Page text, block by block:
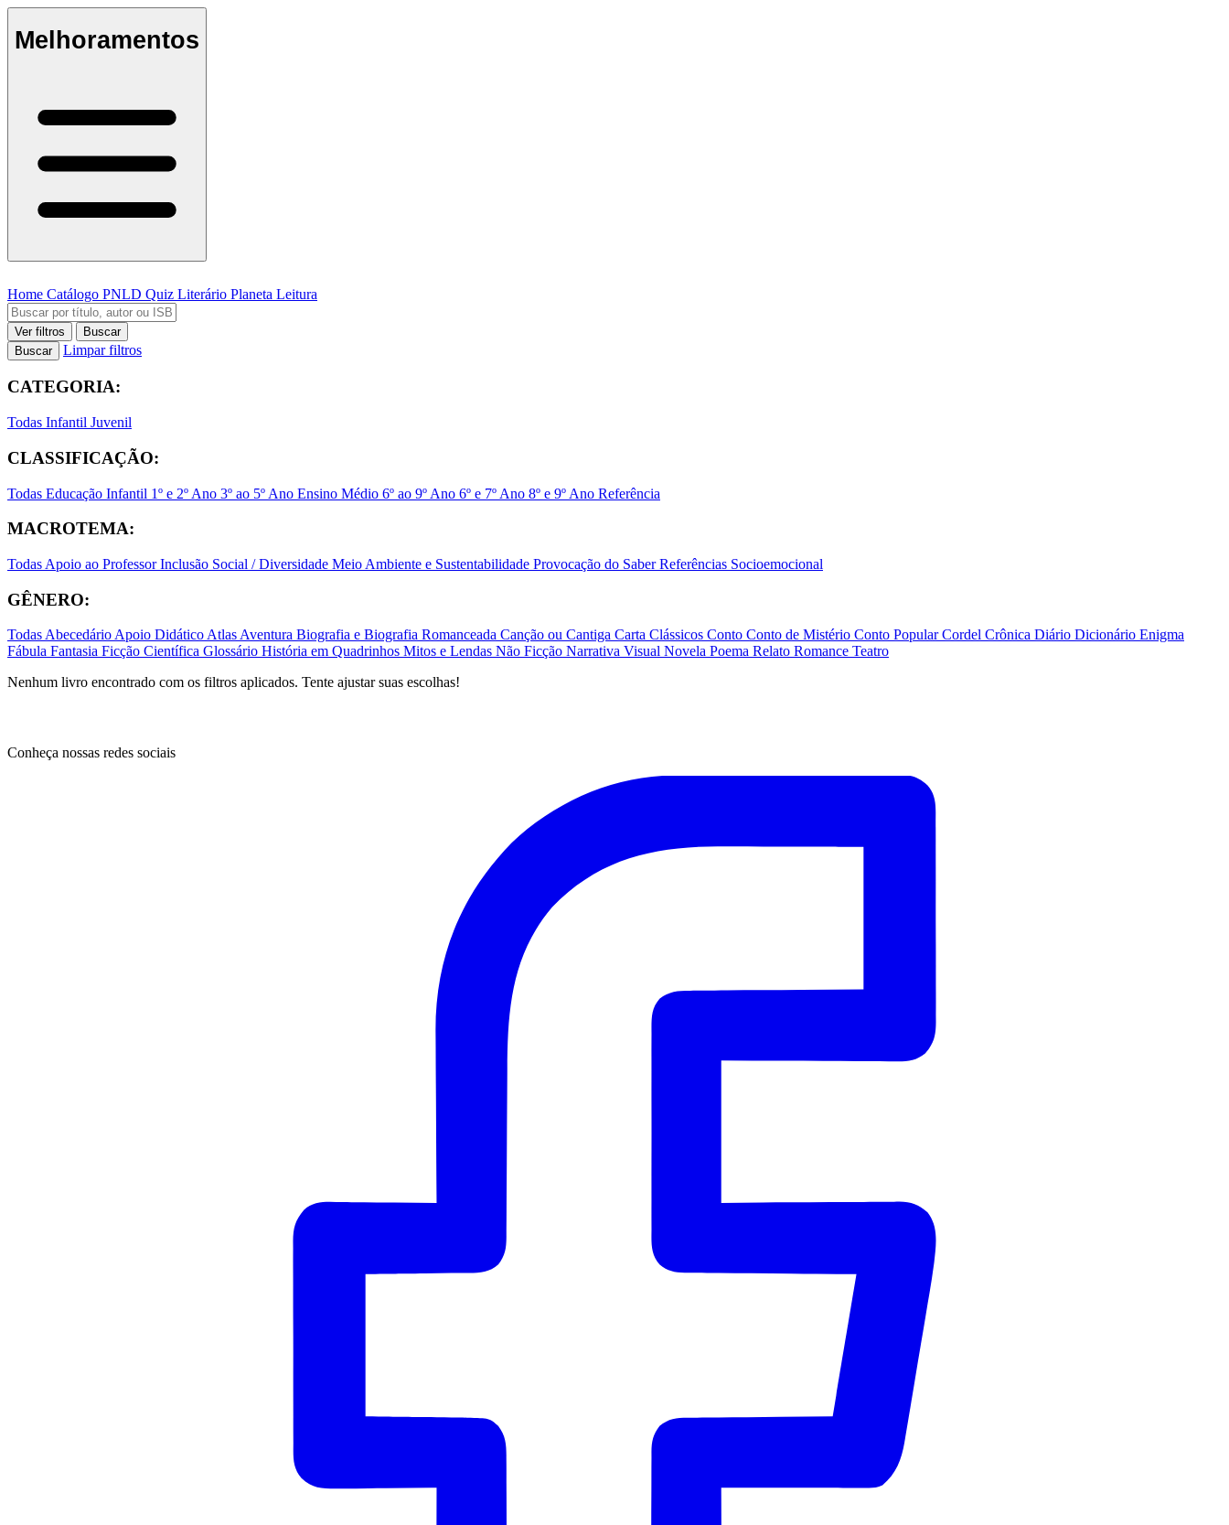
Melhoramentos
Home Catálogo PNLD Quiz Literário Planeta Leitura
Ver filtros
Buscar
Buscar
Limpar filtros
CATEGORIA:
Todas Infantil Juvenil
CLASSIFICAÇÃO:
Todas Educação Infantil 1º e 2º Ano 3º ao 5º Ano Ensino Médio 6º ao 9º Ano 6º e 7º Ano 8º e 9º Ano Referência
MACROTEMA:
Todas Apoio ao ProfessorInclusão Social / Diversidade Meio Ambiente e Sustentabilidade Provocação do SaberReferências Socioemocional
GÊNERO:
TodasAbecedárioApoio DidáticoAtlasAventura Biografia e Biografia Romanceada Canção ou Cantiga Carta Clássicos Conto Conto de Mistério Conto PopularCordel Crônica Diário Dicionário Enigma
Fábula Fantasia Ficção Científica Glossário História em Quadrinhos Mitos e Lendas Não Ficção Narrativa Visual Novela Poema Relato Romance Teatro
Nenhum livro encontrado com os filtros aplicados. Tente ajustar suas escolhas!
Conheça nossas redes sociais